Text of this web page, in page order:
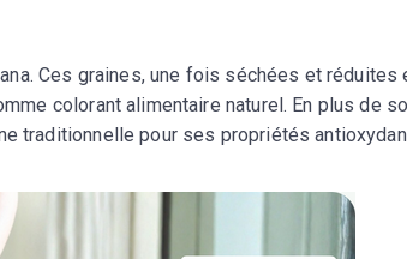
Ces graines, une fois séchées et réduites
colorant alimentaire naturel. En plus de
traditionnelle pour ses propriétés
!
Ainsi que la newsletter